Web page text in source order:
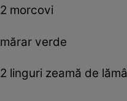
2 morcovi
mărar verde
2 linguri zeamă de